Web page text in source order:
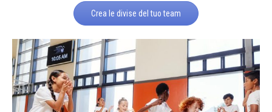
Crea le divise del tuo team